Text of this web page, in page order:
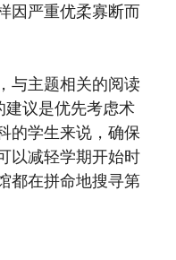
严重优柔寡断而
与主题相关的阅读
建议是优先考虑术
的学生来说，确保
以减轻学期开始时
都在拼命地搜寻第